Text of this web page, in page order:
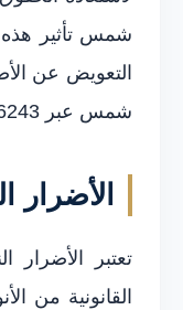
شمس تأثير هذه
التعويض عن
شمس عبر 01021116243.
الأضرار
تعتبر الأضرار
القانونية من